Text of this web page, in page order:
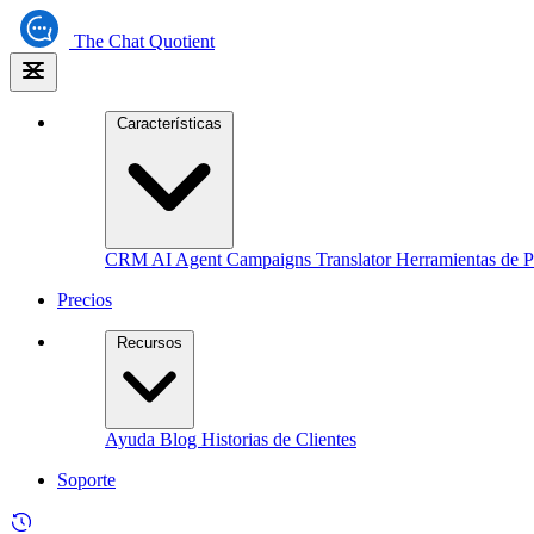
The Chat Quotient
Características
CRM AI Agent Campaigns TranslatorHerramientas de
Precios
Recursos
Ayuda Blog Historias de Clientes
Soporte